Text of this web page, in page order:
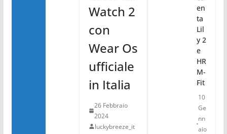
Watch 2
con
Wear Os
ufficiale
in Italia
26 Febbraio
2024
luckybreeze_it
en
ta
Lil
y 2
e
HR
M-
Fit
10
Ge
nn
aio